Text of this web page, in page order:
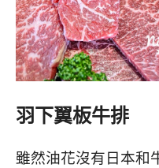
羽下翼板牛排
雖然油花沒有日本和